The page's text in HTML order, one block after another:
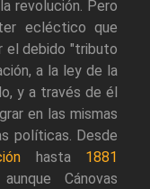
revolución. Pero
ecléctico que
el debido "tributo
a la ley de la
y a través de él
en las mismas
políticas. Desde
hasta 1881
Cánovas